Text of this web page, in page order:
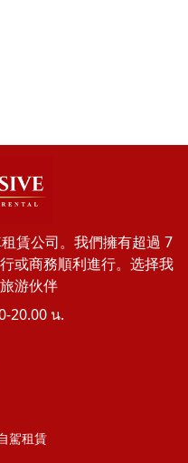
賃公司。我們擁有超過 7
或商務順利進行。选择我
游伙伴
20.00 น.
駕租賃